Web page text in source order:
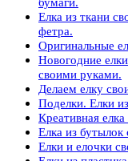
Елка из ткани
фетра.
Оригинальные
Новогодние
своими руками.
Делаем елку
Поделки. Елки
Креативная
Елка из
Елки и елочки